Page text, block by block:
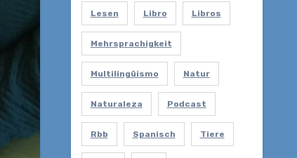
Lesen Libro Libros
Mehrsprachigkeit
Multilingüismo Natur
Naturaleza Podcast
Rbb Spanisch Tiere